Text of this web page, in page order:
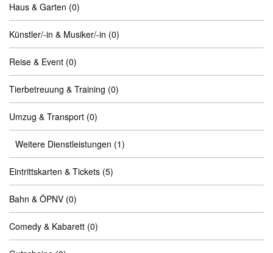
Haus & Garten (0)
Künstler/-in & Musiker/-in (0)
Reise & Event (0)
Tierbetreuung & Training (0)
Umzug & Transport (0)
Weitere Dienstleistungen (1)
Eintrittskarten & Tickets (5)
Bahn & ÖPNV (0)
Comedy & Kabarett (0)